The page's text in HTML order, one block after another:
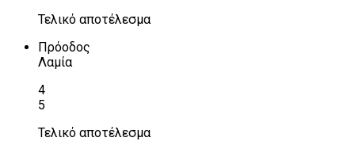
Τελικό αποτέλεσμα
Πρόοδος
Λαμία
4
5
Τελικό αποτέλεσμα